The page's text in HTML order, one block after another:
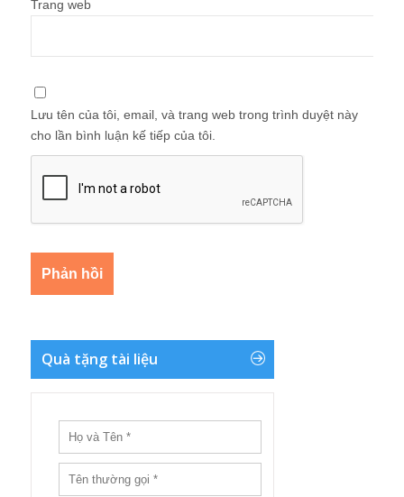
Trang web
Lưu tên của tôi, email, và trang web trong trình duyệt này
cho lần bình luận kế tiếp của tôi.
Quà tặng tài liệu